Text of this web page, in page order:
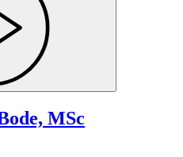
MSc